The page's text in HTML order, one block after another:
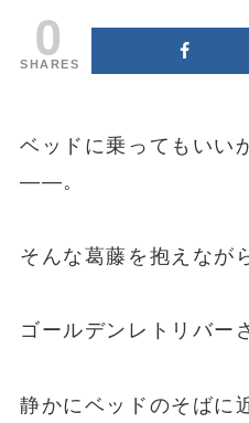
0
SHARES
ベッドに乗ってもいい
――。
そんな葛藤を抱えなが
ゴールデンレトリバー
静かにベッドのそばに